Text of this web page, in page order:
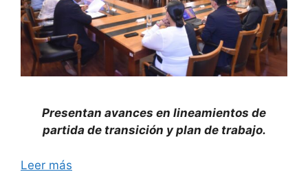
Presentan avances en lineamientos de
partida de transición y plan de trabajo.
Leer más